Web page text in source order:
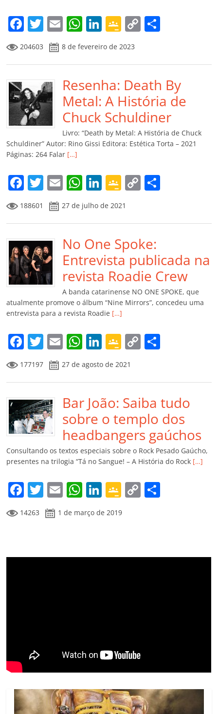
F
a
c
e
b
o
o
k
T
w
itt
er
E
m
ai
l
W
h
at
s
A
p
p
Li
n
k
e
dI
n
G
o
o
gl
e
Cl
a
ss
ro
m
C
o
y
Li
n
k
p
ar
til
h
ar
204603 8 de fevereiro de 2023
Resenha: Death By
Metal: A História de
Chuck Schuldiner
Livro: “Death by Metal: A História de Chuck
Schuldiner” Autor: Rino Gissi Editora: Estética Torta – 2021
Páginas: 264 Falar […]
F
a
c
e
b
o
o
k
T
w
itt
er
E
m
ai
l
W
h
at
s
A
p
p
Li
n
k
e
dI
n
G
o
o
gl
e
Cl
a
ss
ro
o
m
C
o
y
Li
n
k
p
til
h
ar
188601 27 de julho de 2021
No One Spoke:
Entrevista publicada na
revista Roadie Crew
A banda catarinense NO ONE SPOKE, que
atualmente promove o álbum “Nine Mirrors”, concedeu uma
entrevista para a revista Roadie […]
F
a
c
e
b
o
o
k
T
w
itt
er
E
m
ai
l
W
h
at
s
A
p
p
Li
n
k
e
dI
n
G
o
o
gl
e
Cl
a
ss
ro
o
m
C
o
y
Li
n
k
p
ar
til
h
ar
177197 27 de agosto de 2021
Bar João: Saiba tudo
sobre o templo dos
headbangers gaúchos
Consultando os textos especiais sobre o Rock Pesado Gaúcho,
presentes na trilogia “Tá no Sangue! – A História do Rock […]
F
a
c
b
T
w
itt
E
m
ai
W
h
at
A
Li
n
k
dI
G
o
o
e
m
C
o
Li ar
14263 1 de março de 2019